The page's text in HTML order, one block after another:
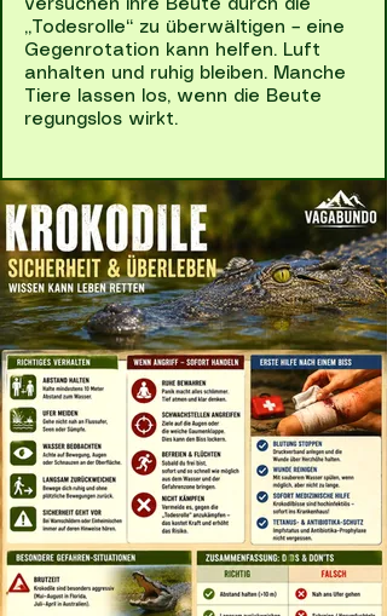
versuchen ihre Beute durch die
„Todesrolle“ zu überwältigen – eine
Gegenrotation kann helfen. Luft
anhalten und ruhig bleiben. Manche
Tiere lassen los, wenn die Beute
regungslos wirkt.